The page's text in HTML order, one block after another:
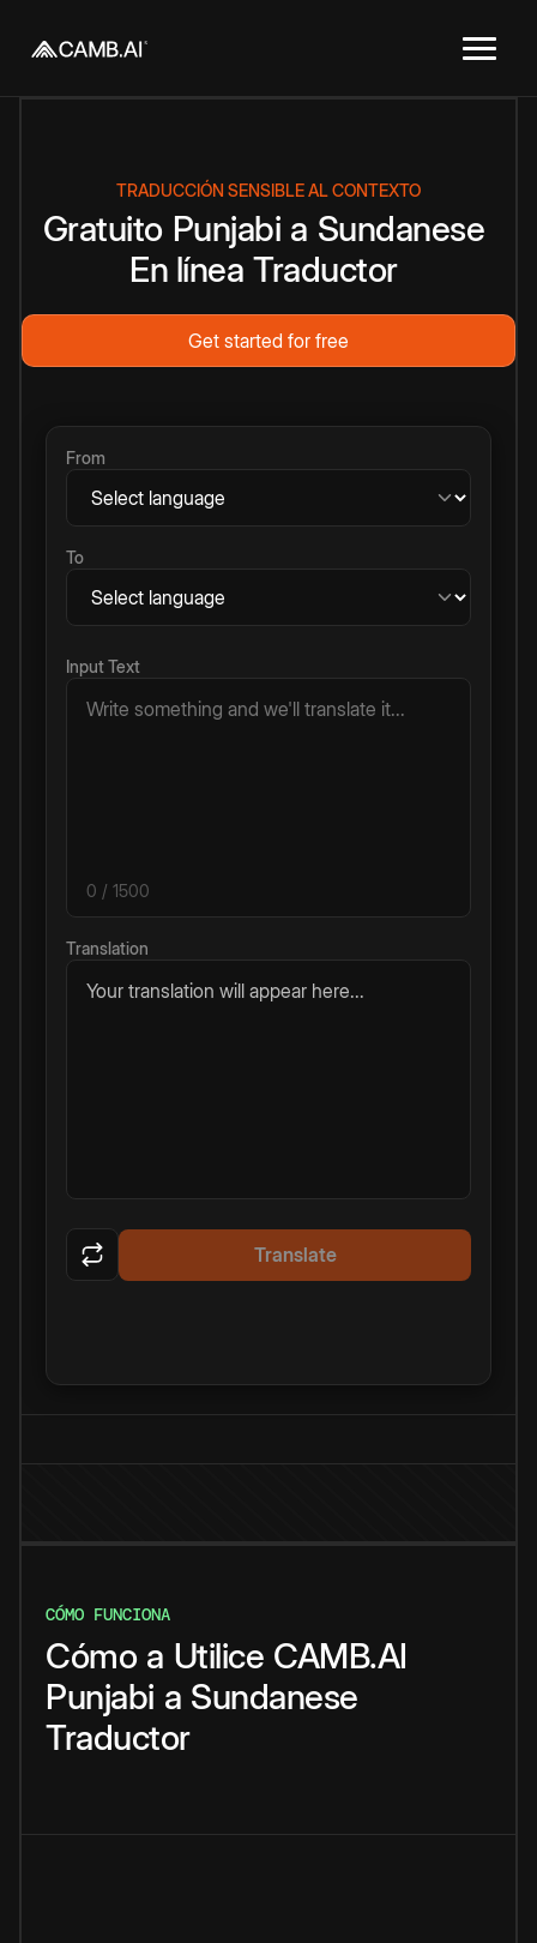
TRADUCCIÓN SENSIBLE AL CONTEXTO
Gratuito Punjabi a Sundanese
En línea Traductor
Get started for free
From
To
Input Text
0 / 1500
Translation
Your translation will appear here...
Translate
CÓMO FUNCIONA
Cómo a Utilice CAMB.AI
Punjabi a Sundanese
Traductor